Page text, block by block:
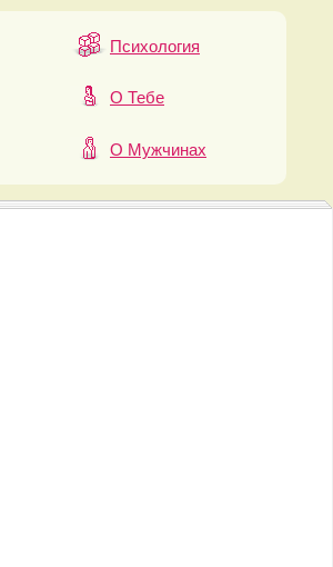
Психология
О Тебе
О Мужчинах